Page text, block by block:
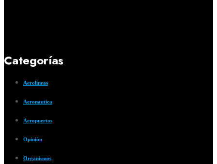
Categorías
Aerolíneas
Aeronautica
Aeropuertos
Opinión
Organismos